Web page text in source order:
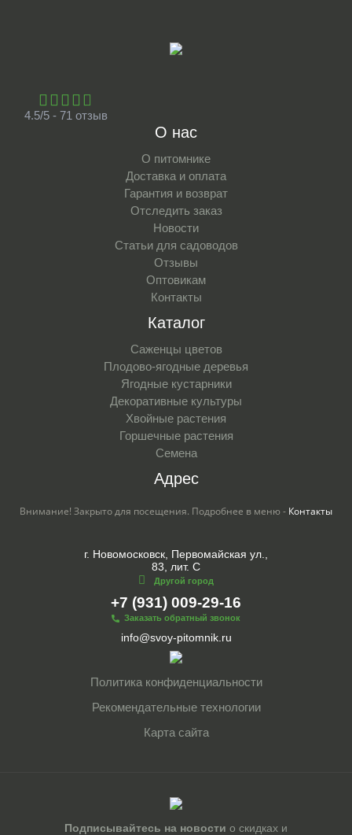
4.5/5 - 71 отзыв
О нас
О питомнике
Доставка и оплата
Гарантия и возврат
Отследить заказ
Новости
Статьи для садоводов
Отзывы
Оптовикам
Контакты
Каталог
Саженцы цветов
Плодово-ягодные деревья
Ягодные кустарники
Декоративные культуры
Хвойные растения
Горшечные растения
Семена
Адрес
Внимание! Закрыто для посещения. Подробнее в меню - Контакты
г. Новомосковск, Первомайская ул.,
83, лит. С
Другой город
+7 (931) 009-29-16
Заказать обратный звонок
info@svoy-pitomnik.ru
Политика конфиденциальности
Рекомендательные технологии
Карта сайта
Подписывайтесь на новости о скидках и